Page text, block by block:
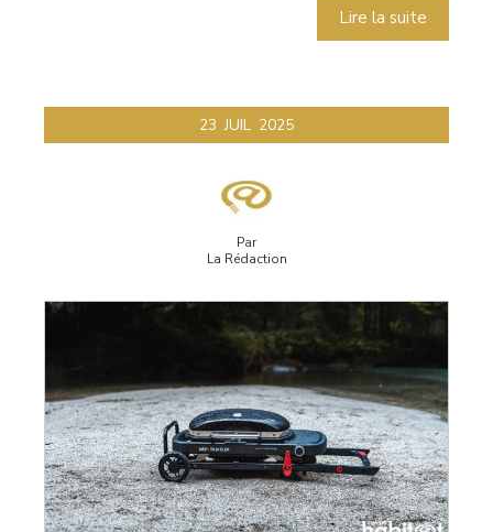
Lire la suite
23 JUIL 2025
Par
La Rédaction